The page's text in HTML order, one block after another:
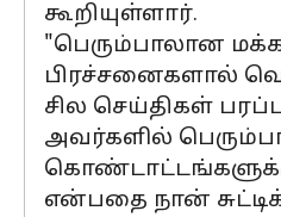
கூறியுள்ளார்.
"பெரும்பாலான
பிரச்சனைகளால்
சில செய்திகள்
அவர்களில்
என்பதை நான்